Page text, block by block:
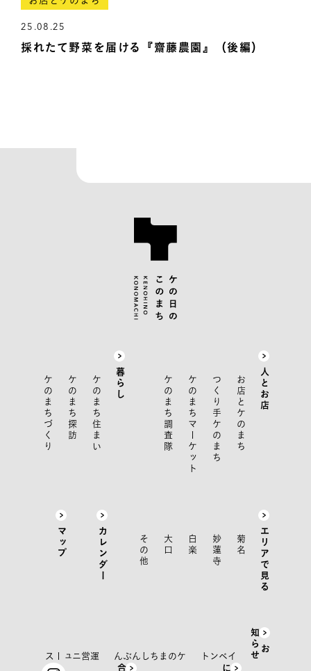
25.08.25
採れたて野菜を届ける『齋藤農園』（後編）
人とお店
お店とケのまち
つくり手ケのまち
ケのまちマーケット
ケのまち調査隊
暮らし
ケのまち住まい
ケのまち探訪
ケのまちづくり
エリアで見る
菊名
妙蓮寺
白楽
大口
その他
カレンダー
マップ
お
知 ら
せ
イベント
ケのまちしんぶん
運営ニュース